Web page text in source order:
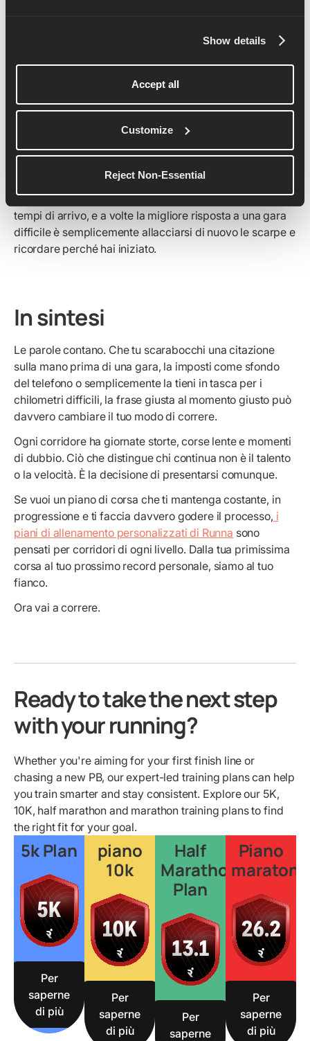
Show details
Accept all
Customize
Reject Non-Essential
"Non chiedermi perché corro. Chiediti perché tu non lo
"Se le tue gambe sono stanche, corri con il cuore." -
Sconosciuto
"La corsa ti ricorda che, anche nei tuoi momenti più
quel momento, ma raramente lo è. Ibenefici per la salute
mentale della corsavanno ben oltre i record personali e i
tempi di arrivo, e a volte la migliore risposta a una gara
difficile è semplicemente allacciarsi di nuovo le scarpe e
ricordare perché hai iniziato.
In sintesi
Le parole contano. Che tu scarabocchi una citazione
sulla mano prima di una gara, la imposti come sfondo
del telefono o semplicemente la tieni in tasca per i
chilometri difficili, la frase giusta al momento giusto può
davvero cambiare il tuo modo di correre.
Ogni corridore ha giornate storte, corse lente e momenti
di dubbio. Ciò che distingue chi continua non è il talento
o la velocità. È la decisione di presentarsi comunque.
Se vuoi un piano di corsa che ti mantenga costante, in
progressione e ti faccia davvero godere il processo, i
piani di allenamento personalizzati di Runna sono
pensati per corridori di ogni livello. Dalla tua primissima
corsa al tuo prossimo record personale, siamo al tuo
fianco.
Ora vai a correre.
Ready to take the next step
with your running?
Whether you're aiming for your first finish line or
chasing a new PB, our expert-led training plans can help
you train smarter and stay consistent. Explore our 5K,
10K, half marathon and marathon training plans to find
the right fit for your goal.
5k Plan
Per
saperne
di più
piano
10k
Per
saperne
di più
Half
Marathon
Plan
Per
saperne
Piano
maratona
Per
saperne
di più